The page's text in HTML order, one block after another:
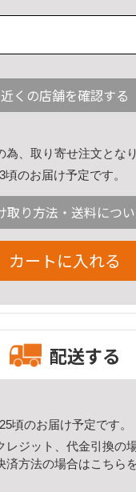
近くの店舗を確認する
為、取り寄せ注文となり
頃のお届け予定です。
取り方法・送料につ
カートに入れる
配送する
頃のお届け予定です。
レジット、代金引換の
済方法の場合はこちら